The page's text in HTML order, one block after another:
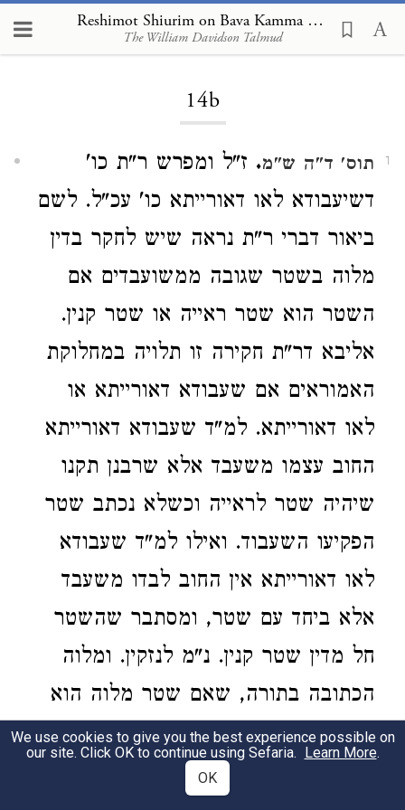
Reshimot Shiurim on Bava Kamma 14b
The William Davidson Talmud
Loading...
14b
1 תוס' ד"ה ש"מ. ז"ל ומפרש ר"ת כו'
דשיעבודא לאו דאורייתא כו' עכ"ל. לשם
ביאור דברי ר"ת נראה שיש לחקר בדין
מלוה בשטר שגובה ממשועבדים אם
השטר הוא שטר ראייה או שטר קנין.
אליבא דר"ת חקירה זו תלויה במחלוקת
האמוראים אם שעבודא דאורייתא או
לאו דאורייתא. למ"ד שעבודא דאורייתא
החוב עצמו משעבד אלא שרבנן תקנו
שיהיה שטר לראייה וכשלא נכתב שטר
הפקיעו השעבוד. ואילו למ"ד שעבודא
לאו דאורייתא אין החוב לבדו משעבד
אלא ביחד עם שטר, ומסתבר שהשטר
חל מדין שטר קנין. נ"מ לנזקין. ומלוה
הכתובה בתורה, שאם שטר מלוה הוא
מדין שטר ראייה והחוב לבדו משעבד
שפיר י"ל שמלוה הכתובה בתורה
We use cookies to give you the best experience possible on
our site. Click OK to continue using Sefaria. Learn More.
OK